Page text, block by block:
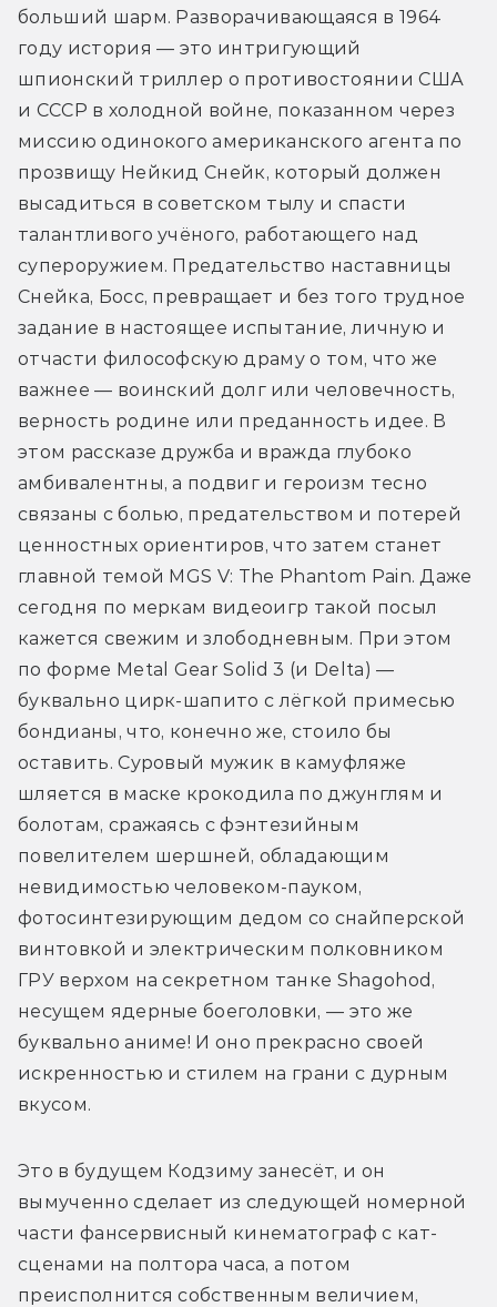
больший шарм. Разворачивающаяся в 1964
году история — это интригующий
шпионский триллер о противостоянии США
и СССР в холодной войне, показанном через
миссию одинокого американского агента по
прозвищу Нейкид Снейк, который должен
высадиться в советском тылу и спасти
талантливого учёного, работающего над
супероружием. Предательство наставницы
Снейка, Босс, превращает и без того трудное
задание в настоящее испытание, личную и
отчасти философскую драму о том, что же
важнее — воинский долг или человечность,
верность родине или преданность идее. В
этом рассказе дружба и вражда глубоко
амбивалентны, а подвиг и героизм тесно
связаны с болью, предательством и потерей
ценностных ориентиров, что затем станет
главной темой MGS V: The Phantom Pain. Даже
сегодня по меркам видеоигр такой посыл
кажется свежим и злободневным. При этом
по форме Metal Gear Solid 3 (и Delta) —
буквально цирк-шапито с лёгкой примесью
бондианы, что, конечно же, стоило бы
оставить. Суровый мужик в камуфляже
шляется в маске крокодила по джунглям и
болотам, сражаясь с фэнтезийным
повелителем шершней, обладающим
невидимостью человеком-пауком,
фотосинтезирующим дедом со снайперской
винтовкой и электрическим полковником
ГРУ верхом на секретном танке Shagohod,
несущем ядерные боеголовки, — это же
буквально аниме! И оно прекрасно своей
искренностью и стилем на грани с дурным
вкусом.
Это в будущем Кодзиму занесёт, и он
вымученно сделает из следующей номерной
части фансервисный кинематограф с кат-
сценами на полтора часа, а потом
преисполнится собственным величием,